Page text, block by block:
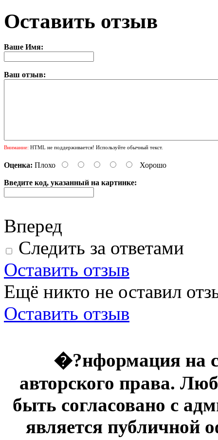
Оставить отзыв
Ваше Имя:
Ваш отзыв:
Внимание: HTML не поддерживается! Используйте обычный текст.
Оценка: Плохо Хорошо
Введите код, указанный на картинке:
Вперед
Следить за ответами
Оставить отзыв
Ещё никто не оставил
Оставить отзыв
�?нформация на
авторского права.
быть согласовано с
является публичной